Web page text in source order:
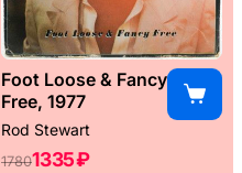
Foot Loose & Fancy
Free, 1977
Rod Stewart
17801335 ₽